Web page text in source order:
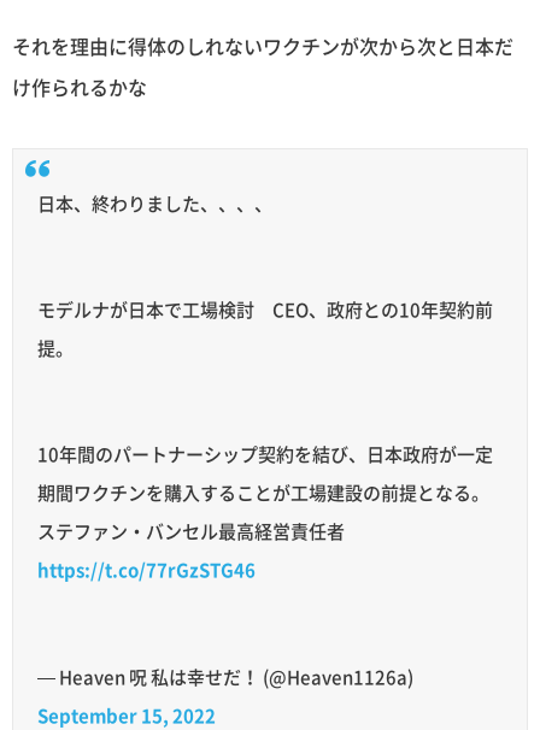
それを理由に得体のしれないワクチンが次から次と日本だ
け作られるかな
日本、終わりました、、、、
モデルナが日本で工場検討 CEO、政府との10年契約前
提。
10年間のパートナーシップ契約を結び、日本政府が一定
期間ワクチンを購入することが工場建設の前提となる。
ステファン・バンセル最高経営責任者
https://t.co/77rGzSTG46
— Heaven 呪 私は幸せだ！ (@Heaven1126a)
September 15, 2022